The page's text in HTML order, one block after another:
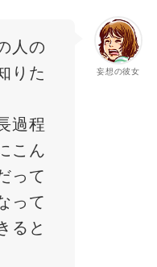
妄想の彼女
人の
りた
過程
こん
って
って
ると